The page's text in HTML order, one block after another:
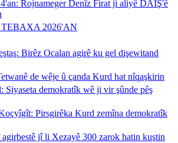
Rojnameger Denîz Firat ji aliyê DAIŞ'ê
TEBAXA 2026'AN
Birêz Ocalan agirê ku gel dişewitand
de wêje û çanda Kurd hat nîqaşkirin
Siyaseta demokratîk wê ji vir şûnde pêş
Pirsgirêka Kurd zemîna demokratîk
jî li Xezayê 300 zarok hatin kuştin